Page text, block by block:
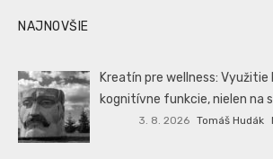
NAJNOVŠIE
Kreatín pre wellness: Využitie
kognitívne funkcie, nielen na
3. 8. 2026 Tomáš Hudák